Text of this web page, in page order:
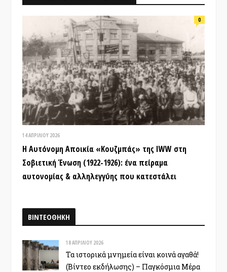
0
14 ΑΠΡΙΛΊΟΥ 2026
Η Αυτόνομη Αποικία «Κουζμπάς» της IWW στη
Σοβιετική Ένωση (1922-1926): ένα πείραμα
αυτονομίας & αλληλεγγύης που κατεστάλει
ΒΙΝΤΕΟΘΗΚΗ
18 ΑΠΡΙΛΊΟΥ 2026
Τα ιστορικά μνημεία είναι κοινά αγαθά!
(Βίντεο εκδήλωσης) – Παγκόσμια Μέρα